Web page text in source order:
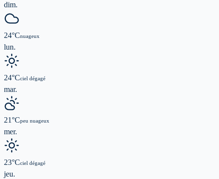
dim.
24°Cnuageux
lun.
24°Cciel dégagé
mar.
21°Cpeu nuageux
mer.
23°Cciel dégagé
jeu.